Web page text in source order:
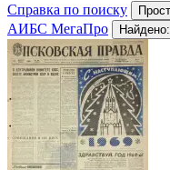
Справка по поиску
АИБС МегаПро
Найдено: